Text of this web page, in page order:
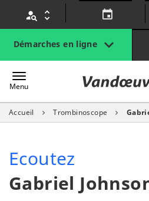
Gestion des traceurs
Démarches en ligne
Menu Vandœuvre.fr
Accueil Trombinoscope
Ecoutez
Gabriel